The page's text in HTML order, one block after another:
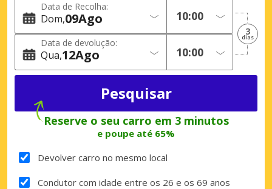
Data de Recolha:
Dom 09Ago
Data de devolução:
Qua 12Ago
3
dias
Reserve o seu carro em 3 minutos
e poupe até 65%
Devolver carro no mesmo local
Condutor com idade entre os 26 e os 69 anos